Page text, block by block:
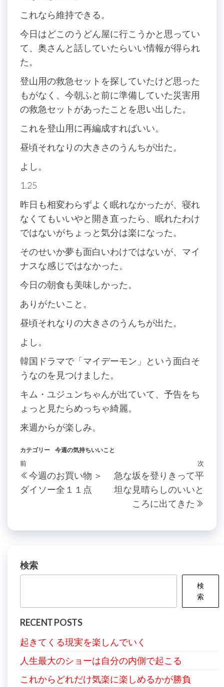
これなら維持できる。
今日はどこのうどん屋に行こうかと思ってい
て、奥さんと話していたらいい情報が得られ
た。
登山用の救急セットを探していたけど思った
もがなく、今朝ふと前に準備していた災害用
の救急セットがあったことを思い出した。
これを登山用に再編成すればいい。
昼頃それなりの大きさのうんちが出た。
よし。
1.25
昨日も相変わらずよく眠れなかったが、寝れ
なくてもいいやと開き直ったら、眠れたわけ
ではないがちょっと気分は楽になった。
そのせいか夢も面白いわけではないが、マイ
ナスな感じではなかった。
今日の朝食も美味しかった。
ありがたいこと。
昼頃それなりの大きさのうんちが出た。
よし。
韓国ドラマで「マイデーモン」という面白そ
うなのを見つけました。
キム・ユジュンちゃんが出ていて、予告をち
ょっと見たらめっちゃ綺麗。
来週からが楽しみ。
カテゴリー 今週の気持ちいいこと
投
稿
ナ
ゲ
シ
ョ
過
去
の
前
今週のお買い物 ＞
ダイソー全１１点
次
の
次
急な坂を登りきって平
坦な見晴らしのいいと
ころに出てきた
検索
検
索
RECENT POSTS
起きてくる現実を楽しんでいく
人生最大のショーは自分の内側で起こる
これからどれだけ気楽に楽しめるかが勝負